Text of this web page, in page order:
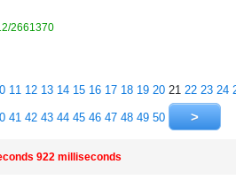
2661370
11 12 13 14 15 16 17 18 19 20 21 22 23 24
41 42 43 44 45 46 47 48 49 50
922 milliseconds